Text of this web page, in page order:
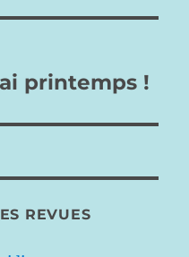
printemps !
REVUES